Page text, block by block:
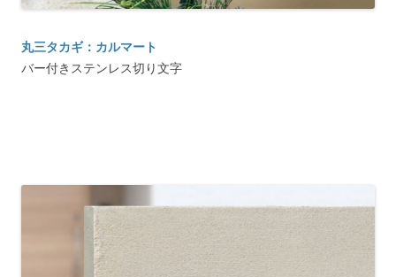
丸三タカギ：カルマート
バー付きステンレス切り文字